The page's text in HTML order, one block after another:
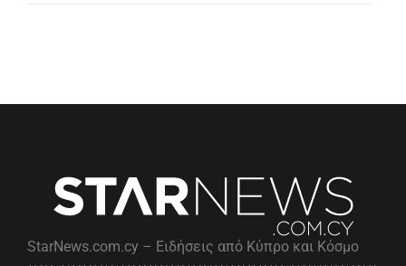
StarNews.com.cy – Ειδήσεις από Κύπρο και Κόσμο